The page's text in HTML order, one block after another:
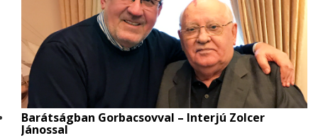
Barátságban Gorbacsovval – Interjú Zolcer
Jánossal